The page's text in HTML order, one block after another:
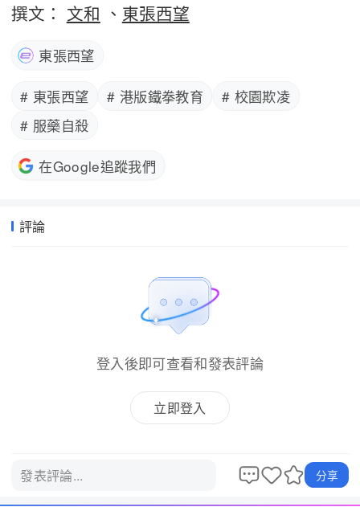
撰文： 文和 、 東張西望
東張西望
# 東張西望 # 港版鐵拳教育
# 校園欺凌
# 服藥自殺
在Google追蹤我們
評論
登入後即可查看和發表評論
立即登入
發表評論... 分享